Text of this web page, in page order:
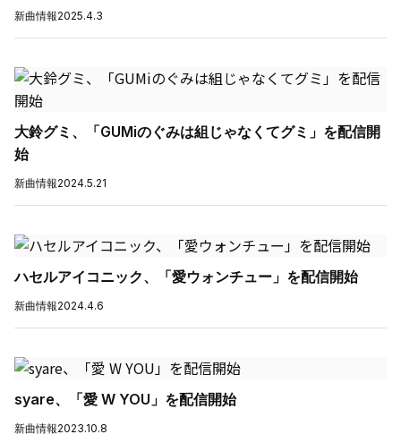
新曲情報2025.4.3
大鈴グミ、「GUMiのぐみは組じゃなくてグミ」を配信開
始
新曲情報2024.5.21
ハセルアイコニック、「愛ウォンチュー」を配信開始
新曲情報2024.4.6
syare、「愛 W YOU」を配信開始
新曲情報2023.10.8